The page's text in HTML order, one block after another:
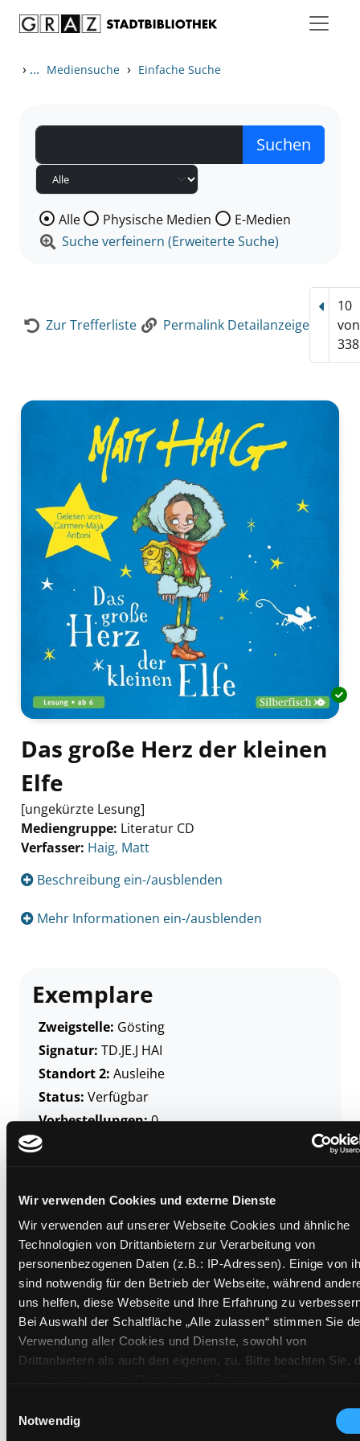
Wir verwenden Cookies und externe Dienste
Wir verwenden auf unserer Webseite Cookies und ähnliche
Technologien von Drittanbietern zur Verarbeitung von
personenbezogenen Daten (z.B.: IP-Adressen). Einige von
sind notwendig für den Betrieb der Webseite, während
uns helfen, diese Webseite und Ihre Erfahrung zu
Bei Auswahl der Schaltfläche „Alle zulassen“ stimmen Sie
Verwendung aller Cookies und Dienste, sowohl von
Drittanbietern als auch den eigenen, zu. Bitte beachten Sie,
(Länder außerhalb des EWR ohne adäquates
Datenschutzniveau) stattfinden kann. In diesem
Notwendig
› ... Mediensuche › Einfache Suche
Wählen Sie die Medienart nach der Sie suchen wollen.
Alle Physische Medien
E-Medien
Suche verfeinern (Erweiterte Suche)
Zur Trefferliste Permalink Detailanzeige
10
von
338
Das große Herz der kleinen
Elfe
[ungekürzte Lesung]
Mediengruppe: Literatur CD
Verfasser: Suche nach diesem Verfasser
Haig, Matt
Beschreibung ein-/ausblenden
Mehr Informationen ein-/ausblenden
Exemplare
Zweigstelle: Gösting
Signatur: TD.JE.J HAI
Standort 2: Ausleihe
Status: Verfügbar
Vorbestellungen:0
Mediengruppe:
Zweigstelle:Süd - Lauzilgasse
Signatur:
TD.JE.J HAI
Standort 2:Ausleihe
Status: Verfügbar